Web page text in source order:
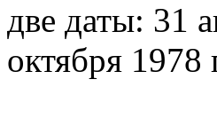
две даты: 31
октября 1978